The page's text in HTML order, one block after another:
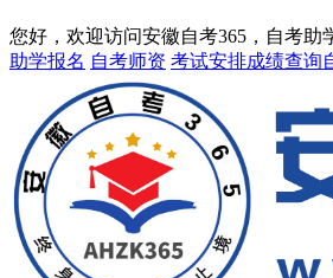
您好，欢迎访问安徽自考365，自考助
助学报名 自考师资 考试安排成绩查询